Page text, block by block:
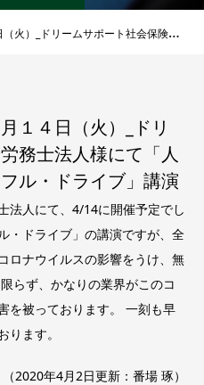
険労務士法人様にて「人間力を鍛えるマインドフル・ドライブ」講演
１４日（火）_ドリ
務士法人様にて「人
ル・ドライブ」講演
法人にて、4/14に開催予定でし
・ドライブ」の講演ですが、全
ロナウイルスの影響をうけ、無
らず、かなりの業界がこのコ
を被っております。 一刻も早
ります。
（2020年4月2日更新：番場 琢）